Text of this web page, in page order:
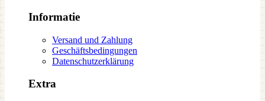
Informatie
Versand und Zahlung
Geschäftsbedingungen
Datenschutzerklärung
Extra